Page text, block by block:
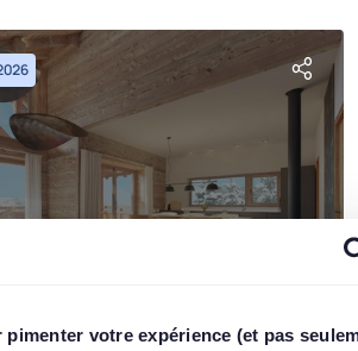
pimenter votre expérience (et pas